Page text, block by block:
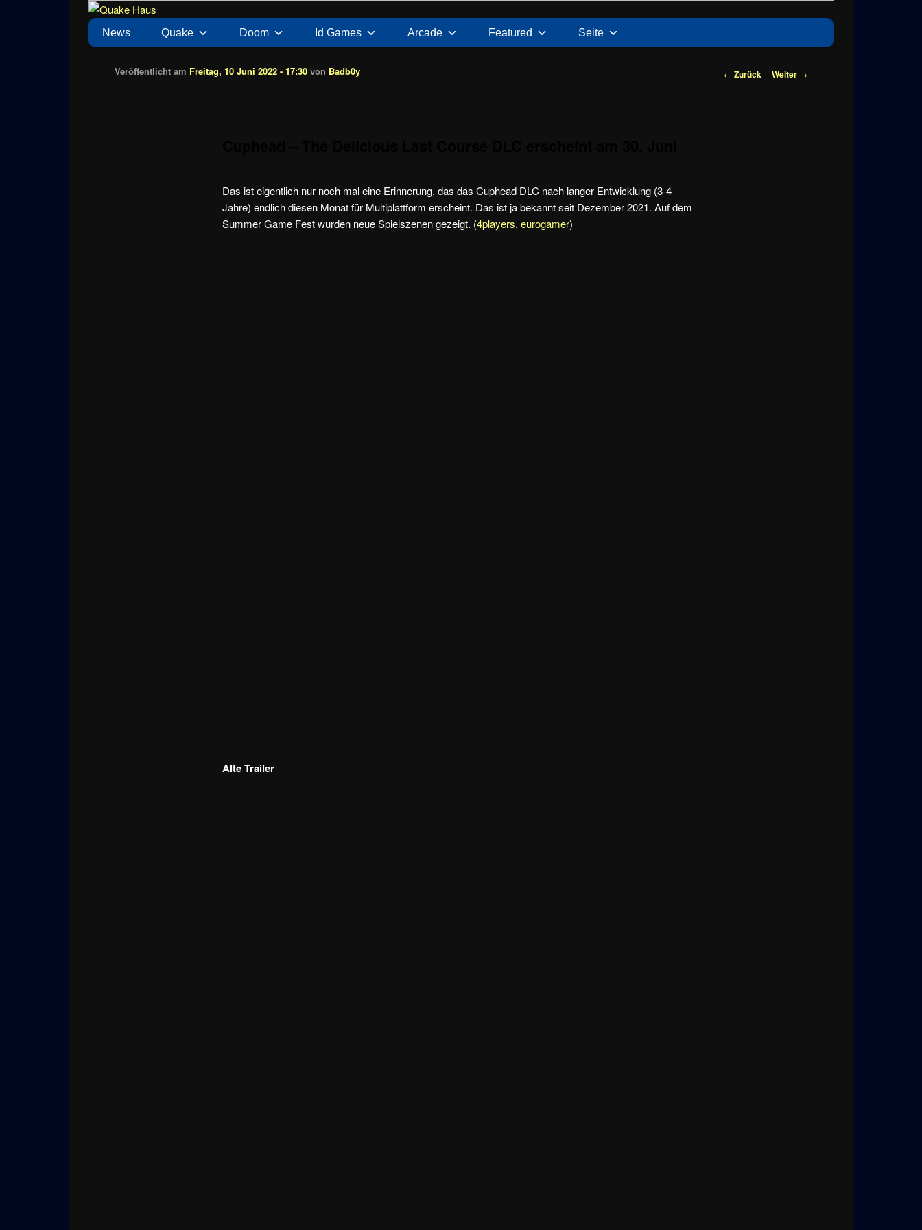
Quake Haus
News zu Quake, Doom, FPS, Arcade
Hauptmenü
News Quake Doom Id Games Arcade Featured Seite
Beitragsnavigation
← Zurück Weiter →
Veröffentlicht am Freitag, 10 Juni 2022 - 17:30 von Badb0y
Das ist eigentlich nur noch mal eine Erinnerung, das das Cuphead DLC nach langer Entwicklung (3-4
Jahre) endlich diesen Monat für Multiplattform erscheint. Das ist ja bekannt seit Dezember 2021. Auf dem
Summer Game Fest wurden neue Spielszenen gezeigt. (4players,eurogamer)
Alte Trailer